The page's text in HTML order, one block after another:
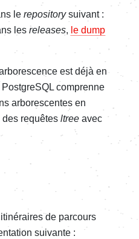
le repositorysuivant :
les releases, le dump
est déjà en
comprenne
arborescentes en
requêtes ltree avec
de parcours
suivante :